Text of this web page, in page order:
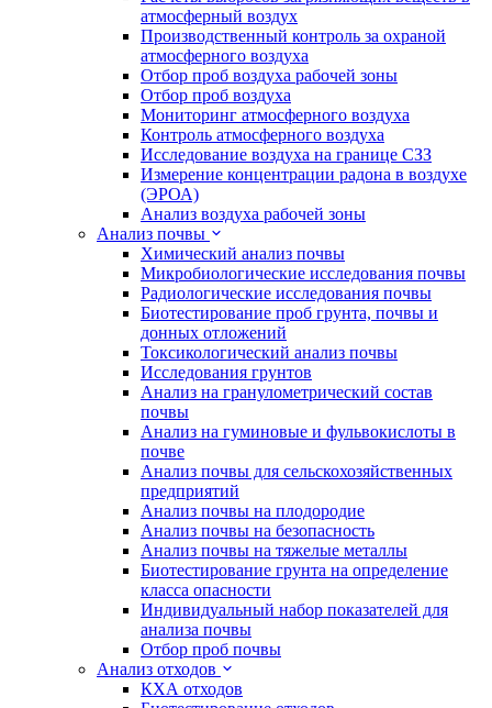
атмосферный воздух
Производственный контроль за охраной
атмосферного воздуха
Отбор проб воздуха рабочей зоны
Отбор проб воздуха
Мониторинг атмосферного воздуха
Контроль атмосферного воздуха
Исследование воздуха на границе СЗЗ
Измерение концентрации радона в воздухе
(ЭРОА)
Анализ воздуха рабочей зоны
Анализ почвы
Химический анализ почвы
Микробиологические исследования почвы
Радиологические исследования почвы
Биотестирование проб грунта, почвы и
донных отложений
Токсикологический анализ почвы
Исследования грунтов
Анализ на гранулометрический состав
почвы
Анализ на гуминовые и фульвокислоты в
почве
Анализ почвы для сельскохозяйственных
предприятий
Анализ почвы на плодородие
Анализ почвы на безопасность
Анализ почвы на тяжелые металлы
Биотестирование грунта на определение
класса опасности
Индивидуальный набор показателей для
анализа почвы
Отбор проб почвы
Анализ отходов
КХА отходов